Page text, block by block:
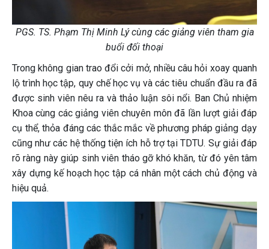
PGS. TS. Phạm Thị Minh Lý cùng các giảng viên tham gia
buổi đối thoại
Trong không gian trao đổi cởi mở, nhiều câu hỏi xoay quanh
lộ trình học tập, quy chế học vụ và các tiêu chuẩn đầu ra đã
được sinh viên nêu ra và thảo luận sôi nổi. Ban Chủ nhiệm
Khoa cùng các giảng viên chuyên môn đã lần lượt giải đáp
cụ thể, thỏa đáng các thắc mắc về phương pháp giảng dạy
cũng như các hệ thống tiện ích hỗ trợ tại TDTU. Sự giải đáp
rõ ràng này giúp sinh viên tháo gỡ khó khăn, từ đó yên tâm
xây dựng kế hoạch học tập cá nhân một cách chủ động và
hiệu quả.